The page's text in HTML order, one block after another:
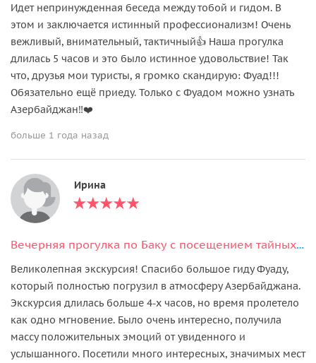
Идет непринужденная беседа между тобой и гидом. В
этом и заключается истинный профессионализм! Очень
вежливый, внимательный, тактичный👍 Наша прогулка
длилась 5 часов и это было истинное удовольствие! Так
что, друзья мои туристы, я громко скандирую: Фуад!!!
Обязательно ещё приеду. Только с Фуадом можно узнать
Азербайджан‼️❤️
больше 1 года назад
Ирина
Вечерняя прогулка по Баку с посещением тайных мест
Великолепная экскурсия! Спасибо большое гиду Фуаду,
который полностью погрузил в атмосферу Азербайджана.
Экскурсия длилась больше 4-х часов, но время пролетело
как одно мгновение. Было очень интересно, получила
массу положительных эмоций от увиденного и
услышанного. Посетили много интересных, значимых мест